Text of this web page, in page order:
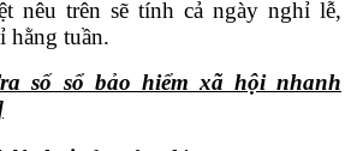
nêu trên sẽ tính cả ngày nghỉ lễ,
hằng tuần.
số sổ bảo hiểm xã hội nhanh